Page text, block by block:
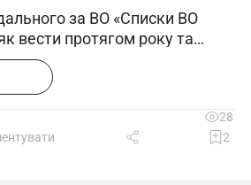
за ВО «Списки ВО
вести протягом року та
мобілізованих»
28
2